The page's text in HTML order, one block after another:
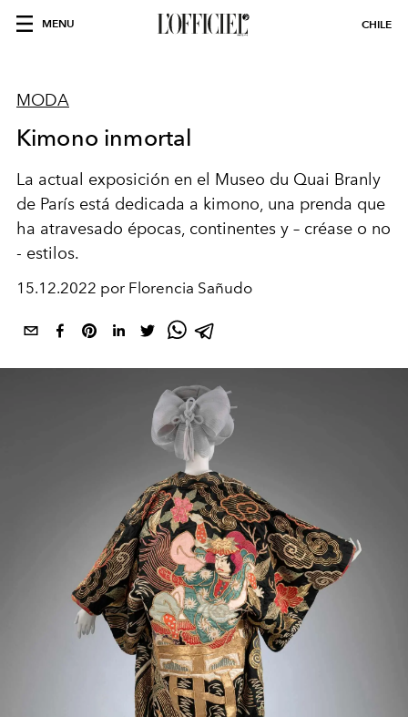
MENU CHILE
MODA
Kimono inmortal
La actual exposición en el Museo du Quai Branly
de París está dedicada a kimono, una prenda que
ha atravesado épocas, continentes y – créase o no
- estilos.
15.12.2022 por Florencia Sañudo